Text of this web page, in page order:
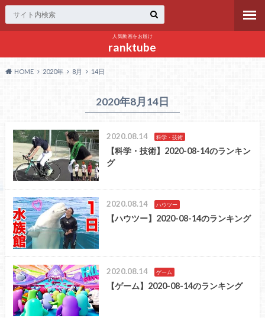
人気動画をお届け
ranktube
HOME 2020年 8月 14日
2020年8月14日
2020.08.14 科学・技術
【科学・技術】2020-08-14のランキン
グ
2020.08.14 ハウツー
【ハウツー】2020-08-14のランキング
2020.08.14 ゲーム
【ゲーム】2020-08-14のランキング